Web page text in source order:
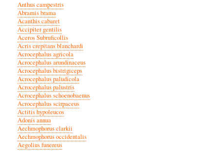
Anthus campestris
Abramis brama
Acanthis cabaret
Accipiter gentilis
Aceros Subruficollis
Acris crepitans blanchardi
Acrocephalus agricola
Acrocephalus arundinaceus
Acrocephalus bistrigiceps
Acrocephalus paludicola
Acrocephalus palustris
Acrocephalus schoenobaenus
Acrocephalus scirpaceus
Actitis hypoleucos
Adonis annua
Aechmophorus clarkii
Aechmophorus occidentalis
Aegolius funereus